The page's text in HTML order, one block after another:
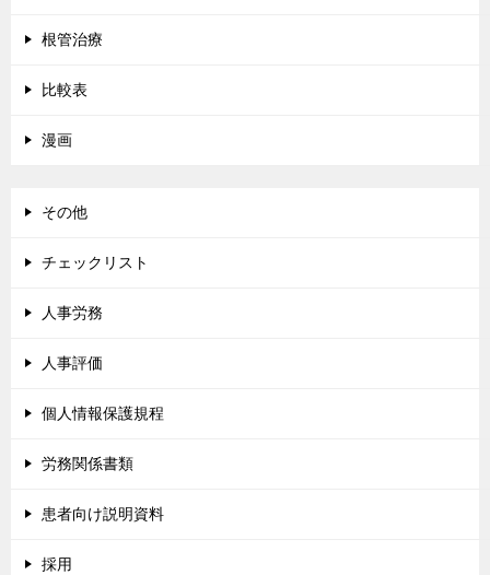
根管治療
比較表
漫画
その他
チェックリスト
人事労務
人事評価
個人情報保護規程
労務関係書類
患者向け説明資料
採用